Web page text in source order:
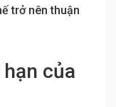
trở nên thuận
của